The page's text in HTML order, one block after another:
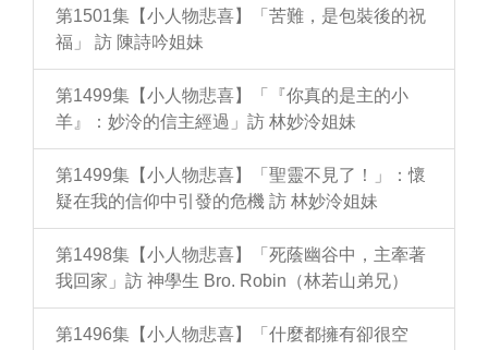
第1501集【小人物悲喜】「苦難，是包裝後的祝
福」 訪 陳詩吟姐妹
第1499集【小人物悲喜】「『你真的是主的小
羊』：妙泠的信主經過」訪 林妙泠姐妹
第1499集【小人物悲喜】「聖靈不見了！」：懷
疑在我的信仰中引發的危機 訪 林妙泠姐妹
第1498集【小人物悲喜】「死蔭幽谷中，主牽著
我回家」訪 神學生 Bro. Robin（林若山弟兄）
第1496集【小人物悲喜】「什麼都擁有卻很空